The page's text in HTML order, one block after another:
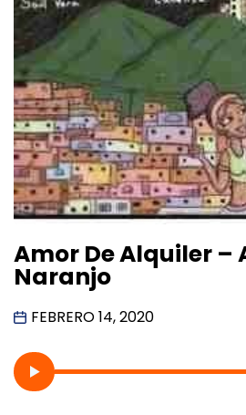
Amor De Alquiler –
Naranjo
FEBRERO 14, 2020